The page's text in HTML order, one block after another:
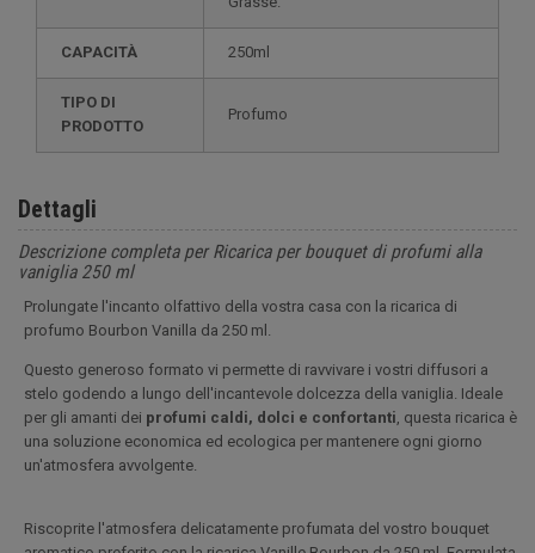
CAPACITÀ 250ml
TIPO DI
PRODOTTO
Profumo
Dettagli
Descrizione completa per Ricarica per bouquet di profumi alla
vaniglia 250 ml
Prolungate l'incanto olfattivo della vostra casa con la ricarica di
profumo Bourbon Vanilla da 250 ml.
Questo generoso formato vi permette di ravvivare i vostri diffusori a
stelo godendo a lungo dell'incantevole dolcezza della vaniglia. Ideale
per gli amanti dei profumi caldi, dolci e confortanti , questa ricarica è
una soluzione economica ed ecologica per mantenere ogni giorno
un'atmosfera avvolgente.
Riscoprite l'atmosfera delicatamente profumata del vostro bouquet